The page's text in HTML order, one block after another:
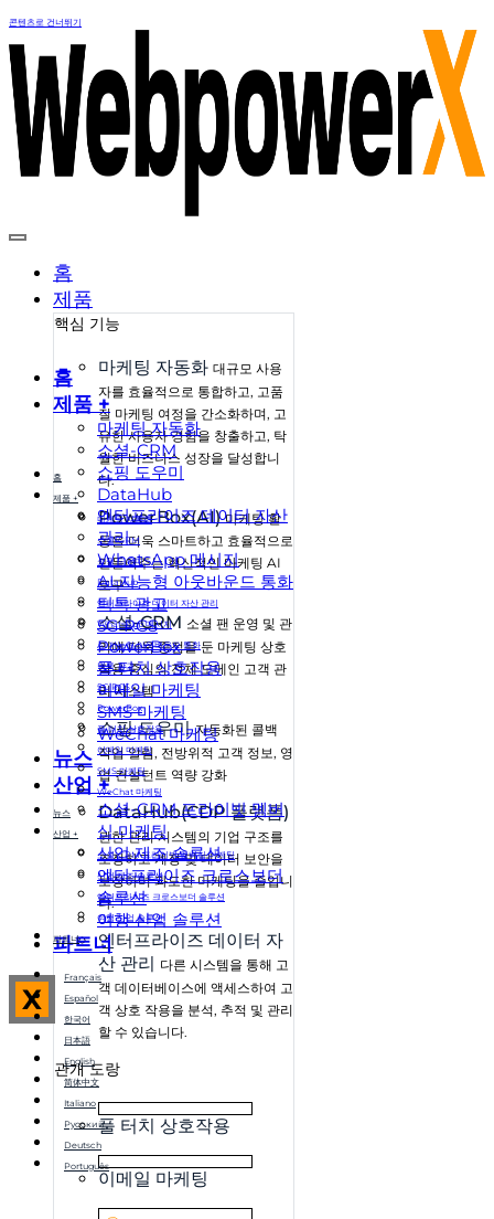
콘텐츠로 건너뛰기
홈
제품
핵심 기능
마케팅 자동화 대규모 사용
자를 효율적으로 통합하고, 고품
질 마케팅 여정을 간소화하며, 고
유한 사용자 경험을 창출하고, 탁
월한 비즈니스 성장을 달성합니
다.
PowerBox(AI) 마케팅 활
동을 더욱 스마트하고 효율적으로
만들어주는 혁신적인 마케팅 AI
도구
소셜-CRM 소셜 팬 운영 및 관
리에 더욱 중점을 둔 마케팅 상호
작용 중심의 전체 도메인 고객 관
리 시스템
쇼핑 도우미 자동화된 콜백
작업 알림, 전방위적 고객 정보, 영
업 컨설턴트 역량 강화
DataHub(CDP 플랫폼)
권한 관리 시스템의 기업 구조를
조정하고 계정 및 데이터 보안을
보장하며 과도한 마케팅을 줄입니
다.
엔터프라이즈 데이터 자
산 관리 다른 시스템을 통해 고
객 데이터베이스에 액세스하여 고
객 상호 작용을 분석, 추적 및 관리
할 수 있습니다.
관개 도랑
풀 터치 상호작용
이메일 마케팅
홈
제품 +
마케팅 자동화
소셜-CRM
쇼핑 도우미
DataHub
엔터프라이즈 데이터 자산
관리
WhatsApp 메시지
AI 지능형 아웃바운드 통화
틱톡 광고
5G RCS
PowerBox
풀 터치 상호작용
이메일 마케팅
SMS 마케팅
WeChat 마케팅
뉴스
산업 +
소셜-CRM 프라이빗 멤버
십 마케팅
산업 제조 솔루션
엔터프라이즈 크로스보더
솔루션
여행 산업 솔루션
파트너
X
홈
제품 +
마케팅 자동화
소셜-CRM
쇼핑 도우미
DataHub
엔터프라이즈 데이터 자산 관리
WhatsApp 메시지
AI 지능형 아웃바운드 통화
틱톡 광고
5G RCS
PowerBox
풀 터치 상호작용
이메일 마케팅
SMS 마케팅
WeChat 마케팅
뉴스
산업 +
소셜-CRM 프라이빗 멤버십 마케팅
산업 제조 솔루션
엔터프라이즈 크로스보더 솔루션
여행 산업 솔루션
파트너
Français
Español
한국어
日本語
English
简体中文
Italiano
Русский
Deutsch
Português